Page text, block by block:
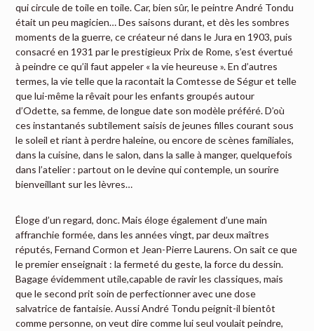
qui circule de toile en toile. Car, bien sûr, le peintre André Tondu
était un peu magicien… Des saisons durant, et dès les sombres
moments de la guerre, ce créateur né dans le Jura en 1903, puis
consacré en 1931 par le prestigieux Prix de Rome, s’est évertué
à peindre ce qu’il faut appeler « la vie heureuse ». En d’autres
termes, la vie telle que la racontait la Comtesse de Ségur et telle
que lui-même la rêvait pour les enfants groupés autour
d’Odette, sa femme, de longue date son modèle préféré. D’où
ces instantanés subtilement saisis de jeunes filles courant sous
le soleil et riant à perdre haleine, ou encore de scènes familiales,
dans la cuisine, dans le salon, dans la salle à manger, quelquefois
dans l’atelier : partout on le devine qui contemple, un sourire
bienveillant sur les lèvres…
Éloge d’un regard, donc. Mais éloge également d’une main
affranchie formée, dans les années vingt, par deux maîtres
réputés, Fernand Cormon et Jean-Pierre Laurens. On sait ce que
le premier enseignait : la fermeté du geste, la force du dessin.
Bagage évidemment utile,capable de ravir les classiques, mais
que le second prit soin de perfectionner avec une dose
salvatrice de fantaisie. Aussi André Tondu peignit-il bientôt
comme personne, on veut dire comme lui seul voulait peindre,